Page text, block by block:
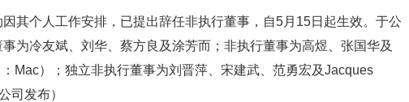
其个人工作安排，已提出辞任非执行董事，自5月15日起生效。于公
为冷友斌、刘华、蔡方良及涂芳而；非执行董事为高煜、张国华及
Mac）；独立非执行董事为刘晋萍、宋建武、范勇宏及Jacques
司发布）